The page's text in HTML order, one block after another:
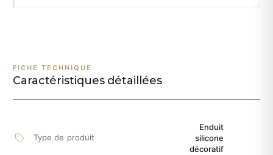
FICHE TECHNIQUE
Caractéristiques détaillées
Type de produit
Enduit
silicone
décoratif